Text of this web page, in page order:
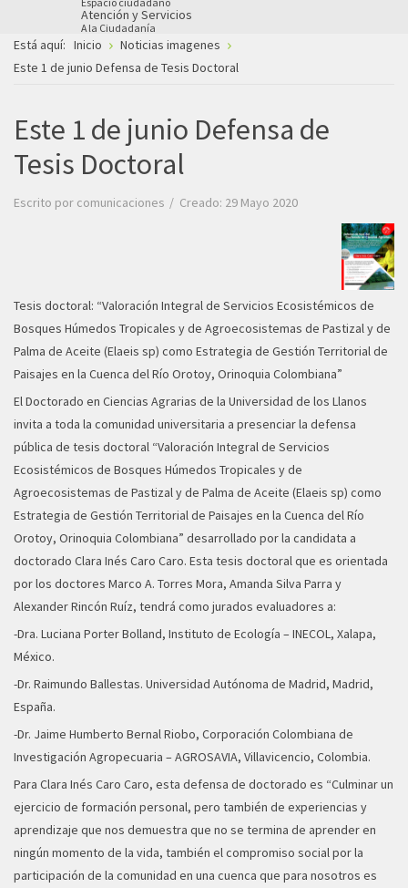
Atención y Servicios
A la Ciudadanía
Está aquí: Inicio
Noticias imagenes
Este 1 de junio Defensa de Tesis Doctoral
Este 1 de junio Defensa de
Tesis Doctoral
Escrito por comunicaciones Creado: 29 Mayo 2020
Tesis doctoral: “Valoración Integral de Servicios Ecosistémicos de
Bosques Húmedos Tropicales y de Agroecosistemas de Pastizal y de
Palma de Aceite (Elaeis sp) como Estrategia de Gestión Territorial de
Paisajes en la Cuenca del Río Orotoy, Orinoquia Colombiana”
El Doctorado en Ciencias Agrarias de la Universidad de los Llanos
invita a toda la comunidad universitaria a presenciar la defensa
pública de tesis doctoral “Valoración Integral de Servicios
Ecosistémicos de Bosques Húmedos Tropicales y de
Agroecosistemas de Pastizal y de Palma de Aceite (Elaeis sp) como
Estrategia de Gestión Territorial de Paisajes en la Cuenca del Río
Orotoy, Orinoquia Colombiana” desarrollado por la candidata a
doctorado Clara Inés Caro Caro. Esta tesis doctoral que es orientada
por los doctores Marco A. Torres Mora, Amanda Silva Parra y
Alexander Rincón Ruíz, tendrá como jurados evaluadores a:
-Dra. Luciana Porter Bolland, Instituto de Ecología – INECOL, Xalapa,
México.
-Dr. Raimundo Ballestas. Universidad Autónoma de Madrid, Madrid,
España.
-Dr. Jaime Humberto Bernal Riobo, Corporación Colombiana de
Investigación Agropecuaria – AGROSAVIA, Villavicencio, Colombia.
Para Clara Inés Caro Caro, esta defensa de doctorado es “Culminar un
ejercicio de formación personal, pero también de experiencias y
aprendizaje que nos demuestra que no se termina de aprender en
ningún momento de la vida, también el compromiso social por la
participación de la comunidad en una cuenca que para nosotros es